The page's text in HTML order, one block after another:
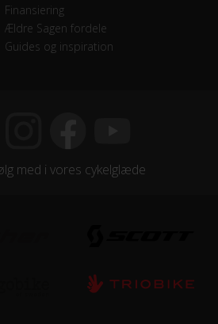
Finansiering
Ældre Sagen fordele
Guides og inspiration
med i vores cykelglæde